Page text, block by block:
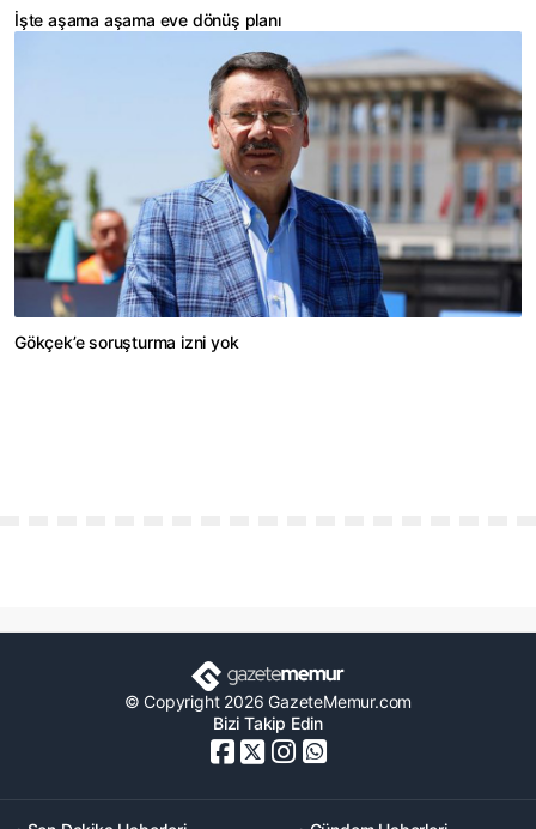
İşte aşama aşama eve dönüş planı
Gökçek’e soruşturma izni yok
© Copyright 2026 GazeteMemur.com
Bizi Takip Edin